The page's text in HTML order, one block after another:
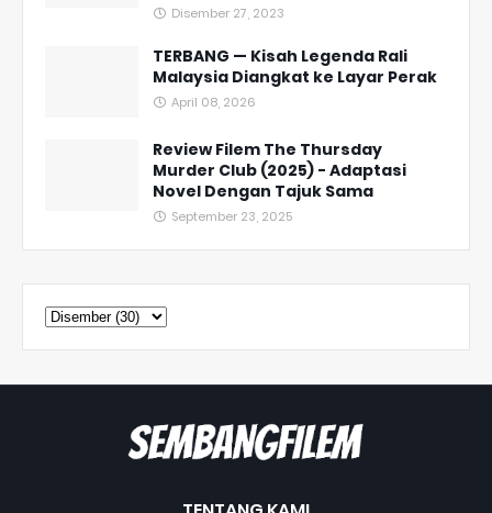
Disember 27, 2023
TERBANG — Kisah Legenda Rali
Malaysia Diangkat ke Layar Perak
April 08, 2026
Review Filem The Thursday
Murder Club (2025) - Adaptasi
Novel Dengan Tajuk Sama
September 23, 2025